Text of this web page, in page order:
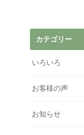
カテゴリー
いろいろ
お客様の声
お知らせ